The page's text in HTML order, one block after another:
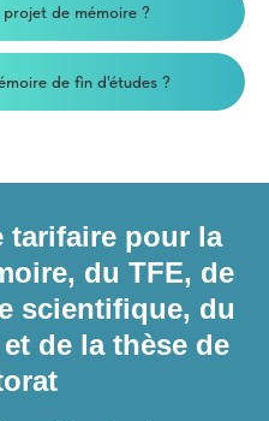
de mémoire ?
de fin d'études ?
tarifaire pour la
du TFE, de
scientifique, du
de la thèse de